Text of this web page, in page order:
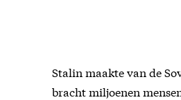
Stalin maakte van de
bracht miljoenen